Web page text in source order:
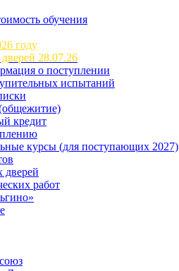
обучения
году
28.07.26
о поступлении
испытаний
кредит
курсы (для поступающих 2027)
дверей
работ